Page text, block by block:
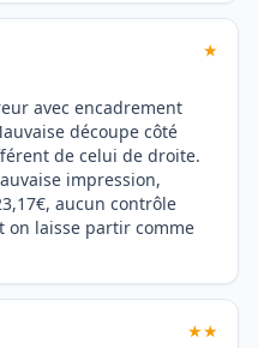
★
avec encadrement
découpe côté
de celui de droite.
impression,
aucun contrôle
on laisse partir comme
★★